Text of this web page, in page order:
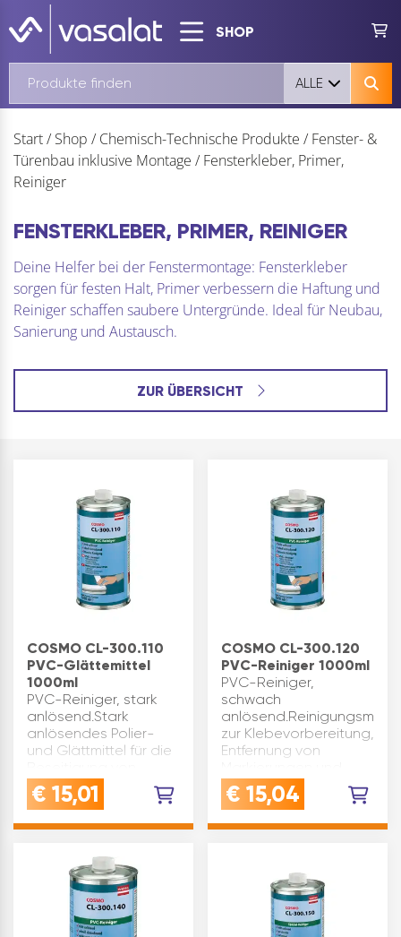
SHOP
ALLE
Start/ Shop / Chemisch-Technische Produkte / Fenster- &
Türenbau inklusive Montage / Fensterkleber, Primer,
Reiniger
FENSTERKLEBER, PRIMER, REINIGER
Deine Helfer bei der Fenstermontage: Fensterkleber
sorgen für festen Halt, Primer verbessern die Haftung und
Reiniger schaffen saubere Untergründe. Ideal für Neubau,
Sanierung und Austausch.
ZUR ÜBERSICHT
COSMO CL-300.110
PVC-Glättemittel
1000ml
PVC-Reiniger, stark
anlösend.Stark
anlösendes Polier-
und Glättmittel für die
Kratzern und Rissen
auf
PVC-hart, PS, ABS,
PMMA (Acryl)
Anwendungsgebiete:PVC-
Fenste…
€ 15,01
COSMO CL-300.120
PVC-Reiniger 1000ml
PVC-Reiniger,
schwach
anlösend.Reinigungsmittel
zur Klebevorbereitung,
Entfernung von
groben
Verunreinigungen.
von verschiedenen
€ 15,04